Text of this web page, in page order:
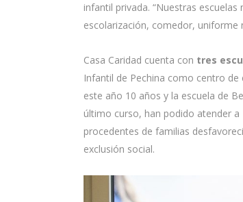
infantil privada. “Nuestras
escolarización, comedor, uniforme
Casa Caridad cuenta con tres
Infantil de Pechina como centro
este año 10 años y la escuela de
último curso, han podido atender a
procedentes de familias
exclusión social.